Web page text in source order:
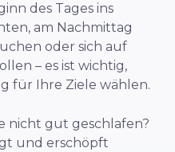
des Tages ins
am Nachmittag
oder sich auf
– es ist wichtig,
für Ihre Ziele wählen.
nicht gut geschlafen?
und erschöpft